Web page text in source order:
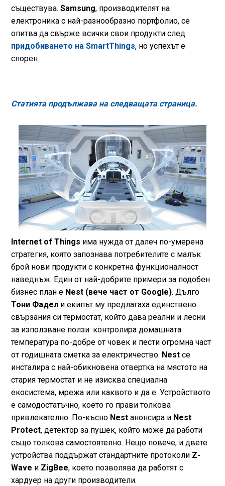
съществува. Samsung, производителят на
електроника с най-разнообразно портфолио, се
опитва да свърже всички свои продукти след
придобиването на SmartThings, но успехът е
спорен.
Статията продължава на следващата страница.
Internet of Things има нужда от далеч по-умерена
стратегия, която запознава потребителите с малък
брой нови продукти с конкретна функционалност
наведнъж. Един от най-добрите примери за подобен
бизнес план е Nest (вече част от Google). Дълго
Тони Фадели екипът му предлагаха единствено
свързания си термостат, който дава реални и лесни
за използване ползи: контролира домашната
температура по-добре от човек и пести огромна част
от годишната сметка за електричество. Nestсе
инсталира с най-обикновена отвертка на мястото на
стария термостат и не изисква специална
екосистема, мрежа или каквото и да е. Устройството
е самодостатъчно, което го прави толкова
привлекателно. По-късно Nestанонсира и Nest
Protect, детектор за пушек, който може да работи
също толкова самостоятелно. Нещо повече, и двете
устройства поддържат стандартните протоколи Z-
Wave и ZigBee, което позволява да работят с
хардуер на други производители.